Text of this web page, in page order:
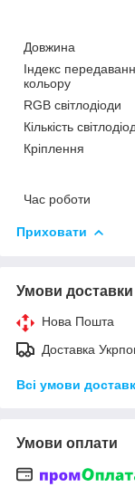
Довжина
Індекс
кольору
RGB світлодіоди
Кількість
Кріплення
Час роботи
Приховати
Умови доставки
Нова Пошта
Доставка
Всі умови
Умови оплати